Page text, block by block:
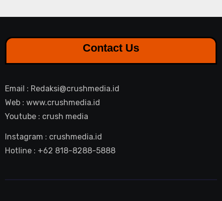
Contact Us
Email : Redaksi@crushmedia.id
Web : www.crushmedia.id
Youtube : crush media
Instagram : crushmedia.id
Hotline : +62 818-8288-5888